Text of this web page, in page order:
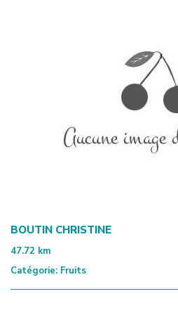
BOUTIN CHRISTINE
47.72 km
Catégorie: Fruits